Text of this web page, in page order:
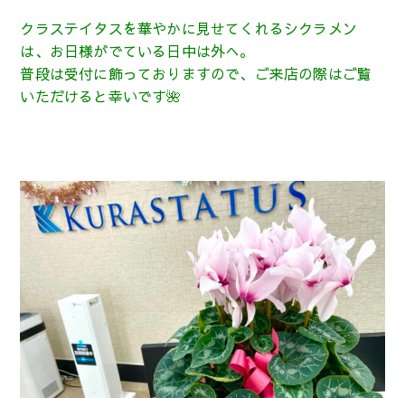
クラステイタスを華やかに見せてくれるシクラメン
は、お日様がでている日中は外へ。
普段は受付に飾っておりますので、ご来店の際はご覧
いただけると幸いです🌺